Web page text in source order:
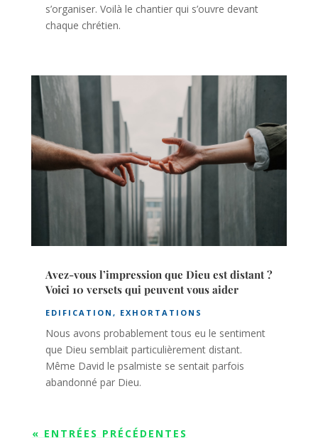
s’organiser. Voilà le chantier qui s’ouvre devant
chaque chrétien.
Avez-vous l’impression que Dieu est distant ?
Voici 10 versets qui peuvent vous aider
EDIFICATION , EXHORTATIONS
Nous avons probablement tous eu le sentiment
que Dieu semblait particulièrement distant.
Même David le psalmiste se sentait parfois
abandonné par Dieu.
« ENTRÉES PRÉCÉDENTES